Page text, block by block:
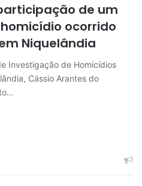
de um
ocorrido
Niquelândia
Investigação de Homicídios
Cássio Arantes do